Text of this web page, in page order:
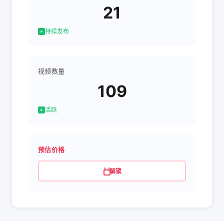
21
持续发布
视频数量
109
活跃
预估价格
解锁